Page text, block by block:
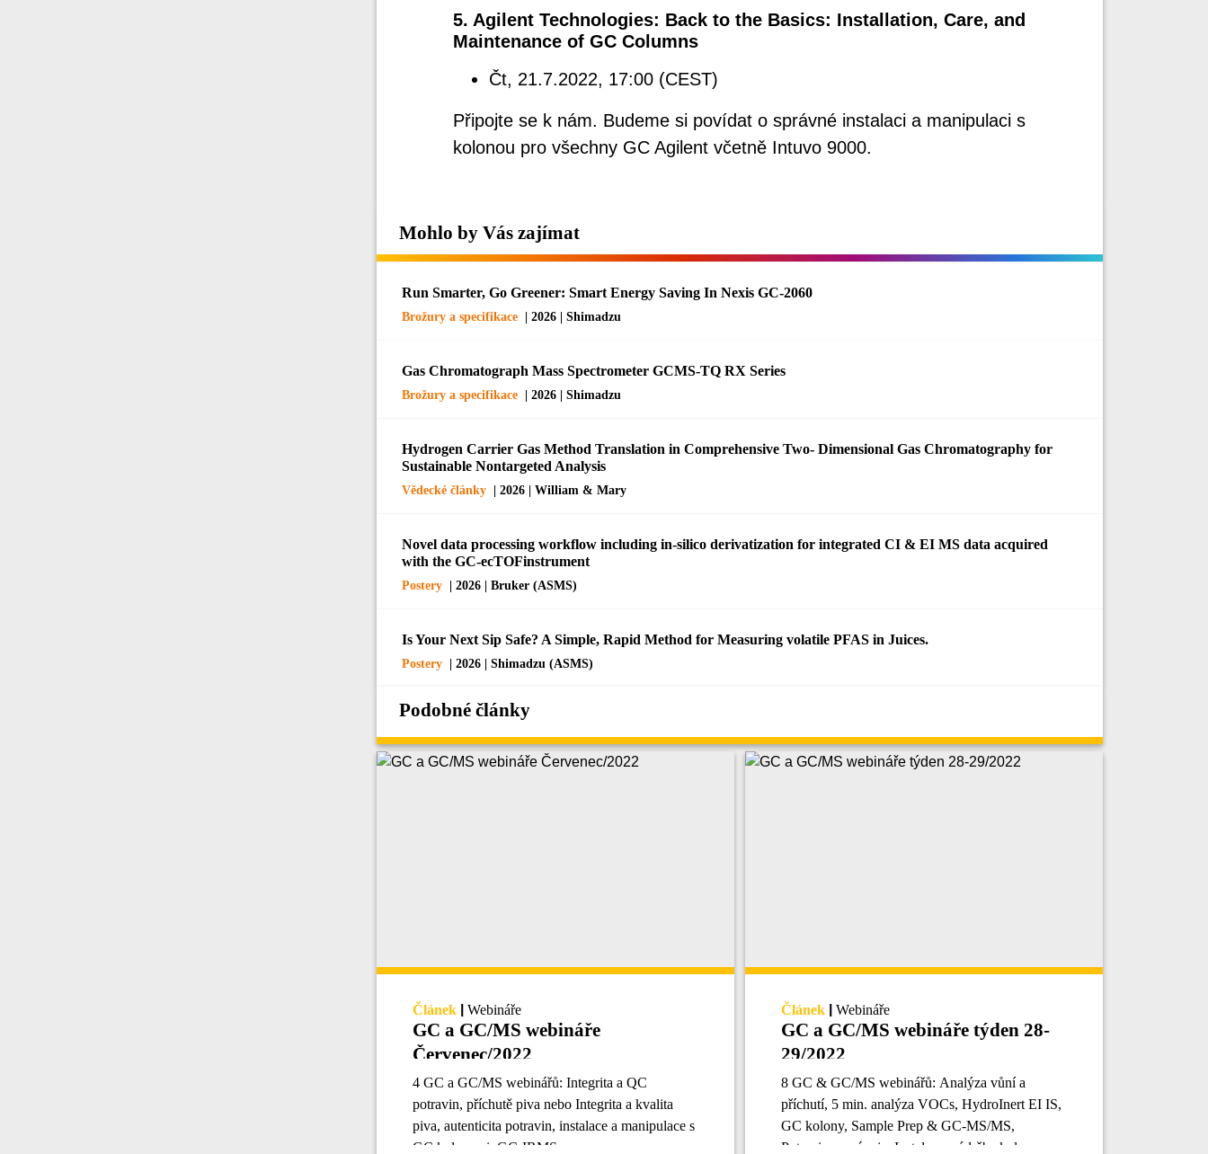
5. Agilent Technologies: Back to the Basics: Installation, Care, and
Maintenance of GC Columns
Čt, 21.7.2022, 17:00 (CEST)
Připojte se k nám. Budeme si povídat o správné instalaci a manipulaci s
kolonou pro všechny GC Agilent včetně Intuvo 9000.
Mohlo by Vás zajímat
Run Smarter, Go Greener: Smart Energy Saving In Nexis GC-2060
Brožury a specifikace | 2026 | Shimadzu
Gas Chromatograph Mass Spectrometer GCMS-TQ RX Series
Brožury a specifikace | 2026 | Shimadzu
Hydrogen Carrier Gas Method Translation in Comprehensive Two- Dimensional Gas Chromatography for
Sustainable Nontargeted Analysis
Vědecké články | 2026 | William & Mary
Novel data processing workflow including in-silico derivatization for integrated CI & EI MS data acquired
with the GC-ecTOFinstrument
Postery | 2026 | Bruker (ASMS)
Is Your Next Sip Safe? A Simple, Rapid Method for Measuring volatile PFAS in Juices.
Postery | 2026 | Shimadzu (ASMS)
Podobné články
Článek Webináře
GC a GC/MS webináře
Červenec/2022
4 GC a GC/MS webinářů: Integrita a QC
potravin, příchutě piva nebo Integrita a kvalita
piva, autenticita potravin, instalace a manipulace s
GC kolonami, GC-IRMS.
Článek Webináře
GC a GC/MS webináře týden 28-
29/2022
8 GC & GC/MS webinářů: Analýza vůní a
příchutí, 5 min. analýza VOCs, HydroInert EI IS,
GC kolony, Sample Prep & GC-MS/MS,
Potraviny a nápoje, Instalace a údržba kolon.